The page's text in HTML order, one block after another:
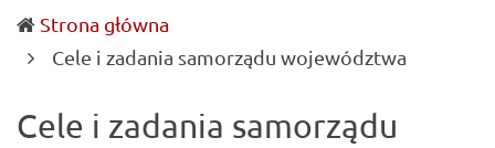
Strona główna
Cele i zadania samorządu województwa
Cele i zadania samorządu